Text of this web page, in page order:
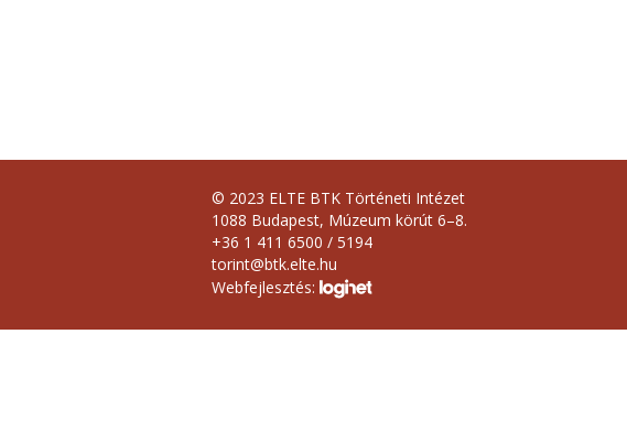
© 2023 ELTE BTK Történeti Intézet
1088 Budapest, Múzeum körút 6–8.
+36 1 411 6500 / 5194
torint@btk.elte.hu
Webfejlesztés: